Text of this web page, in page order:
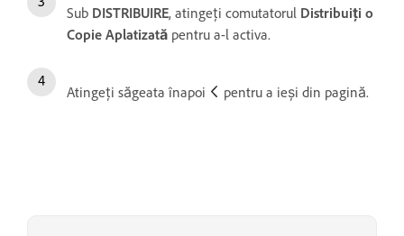
Sub DISTRIBUIRE, atingeți comutatorul Distribuiți o
Copie Aplatizată pentru a-l activa.
Atingeți săgeata înapoi pentru a ieși din pagină.